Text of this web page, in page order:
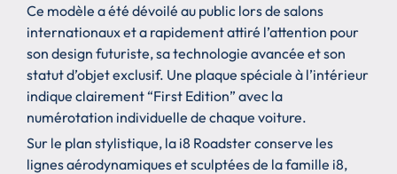
Ce modèle a été dévoilé au public lors de salons
internationaux et a rapidement attiré l’attention pour
son design futuriste, sa technologie avancée et son
statut d’objet exclusif. Une plaque spéciale à l’intérieur
indique clairement “First Edition” avec la
numérotation individuelle de chaque voiture.
Sur le plan stylistique, la i8 Roadster conserve les
lignes aérodynamiques et sculptées de la famille i8,